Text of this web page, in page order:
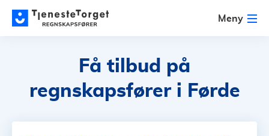
Meny
Få tilbud på
regnskapsfører i Førde